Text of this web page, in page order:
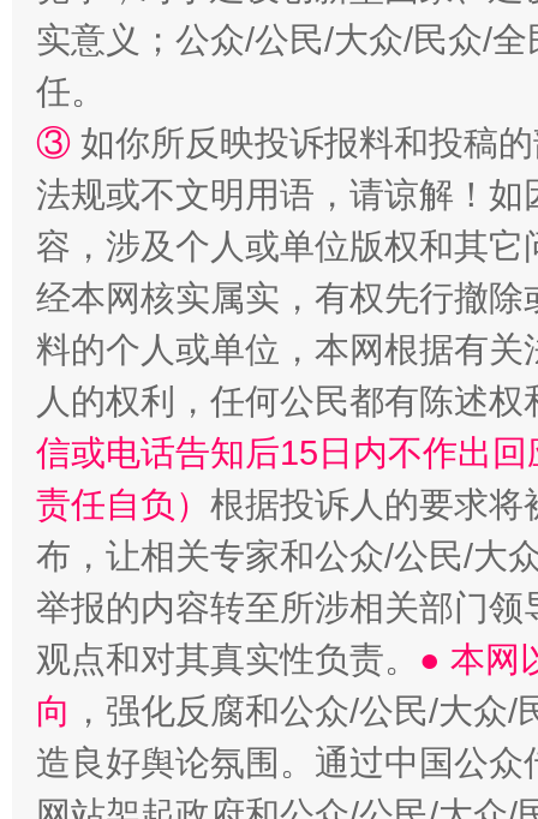
实意义；公众/公民/大众/民众/
任。
③ 如你所反映投诉报料和投稿
法规或不文明用语，请谅解！
容，涉及个人或单位版权和其它
经本网核实属实，有权先行撤
料的个人或单位，本网根据有
人的权利，任何公民都有陈述
信或电话告知后15日内不作出
责任自负） 根据投诉人的要求将
布，让相关专家和公众/公民/大
举报的内容转至所涉相关部门
观点和对其真实性负责。 ● 本网
向 ，强化反腐和公众/公民/大众
造良好舆论氛围。通过中国公